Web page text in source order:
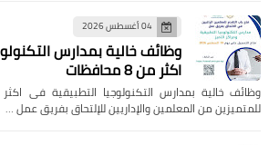
04 أغسطس 2026
وظائف خالية بمدارس
اكثر من 8 محافظات
للمتميزين من المعلمين والإداريين للإلتحاق بفريق عمل …